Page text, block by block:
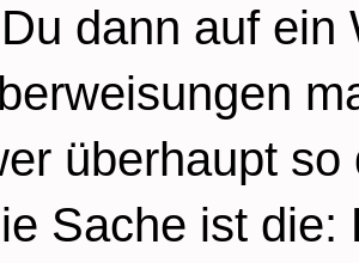
dann auf ein
überhaupt
Sache ist